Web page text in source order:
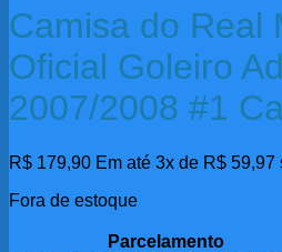
Camisa do Real
Oficial Goleiro
2007/2008 #1
R$ 179,90 Em até 3x de R$ 59,97
Fora de estoque
Parcelamento